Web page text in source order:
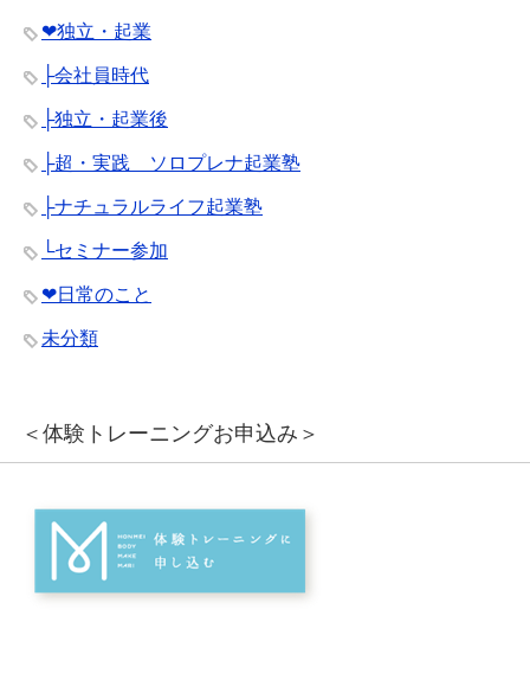
❤︎独立・起業
├会社員時代
├独立・起業後
├超・実践 ソロプレナ起業塾
├ナチュラルライフ起業塾
└セミナー参加
❤︎日常のこと
未分類
＜体験トレーニングお申込み＞